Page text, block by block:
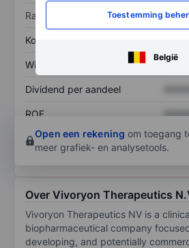
Toestemming
België
Ratio's
Koers/omzetratio
Winst per aandeel
Dividend per aandeel
ROE
Open een rekening om toegang
meer grafiek- en analysetools.
Over Vivoryon Therapeutics
Vivoryon Therapeutics NV is a
biopharmaceutical company
developing, and potentially